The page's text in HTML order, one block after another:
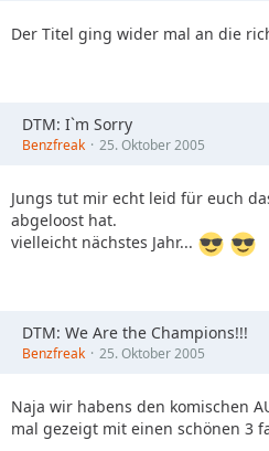
Der Titel ging wider mal an die
DTM: I`m Sorry
Benzfreak 25. Oktober 2005
Jungs tut mir echt leid für euch
abgeloost hat.
vielleicht nächstes Jahr...
DTM: We Are the Champions!!!
Benzfreak 25. Oktober 2005
Naja wir habens den komischen
mal gezeigt mit einen schönen 3